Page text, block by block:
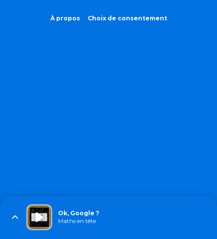
À propos Choix de consentement
Ok, Google ?
Maths en tête